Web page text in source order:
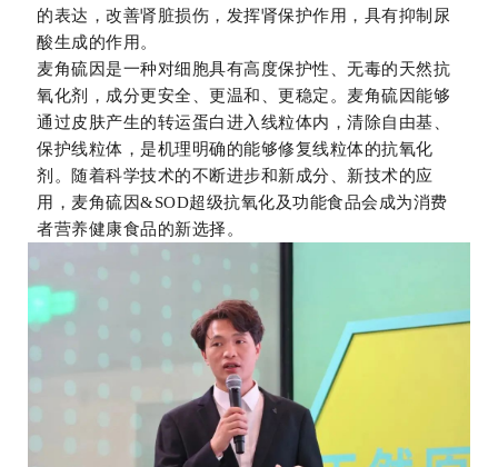
的表达，改善肾脏损伤，发挥肾保护作用，具有抑制尿
酸生成的作用。
麦角硫因是一种对细胞具有高度保护性、无毒的天然抗
氧化剂，成分更安全、更温和、更稳定。麦角硫因能够
通过皮肤产生的转运蛋白进入线粒体内，清除自由基、
保护线粒体，是机理明确的能够修复线粒体的抗氧化
剂。随着科学技术的不断进步和新成分、新技术的应
用，麦角硫因&SOD超级抗氧化及功能食品会成为消费
者营养健康食品的新选择。